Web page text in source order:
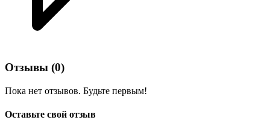
Отзывы (0)
Пока нет отзывов. Будьте первым!
Оставьте свой отзыв